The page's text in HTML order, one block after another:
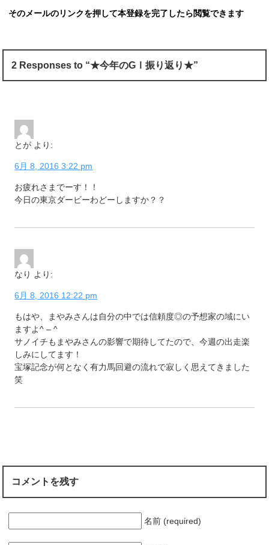
そのメールのリンクを押して本登録を完了したら閲覧できます
2 Responses to “★今年のGⅠ振り返り★”
とが より:
6月 8, 2016 3:22 pm
お疲れさまでーす！！
今日の東京ダービーわどーしますか？？
なり より:
6月 8, 2016 12:22 pm
もはや、まやみさんは自分の中では信頼度◎の予想家の域にい
ますよ^ – ^
サノイチもまやみさんの影響で期待してたので、今週の出走楽
しみにしてます！
宝塚記念が何となく有力馬回避の流れで寂しく思えてきました
笑
コメントを残す
名前 (required)